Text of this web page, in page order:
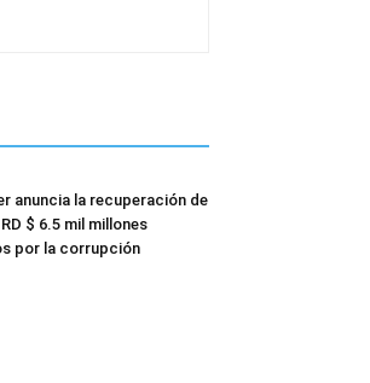
anuncia la recuperación de
$ 6.5 mil millones
por la corrupción